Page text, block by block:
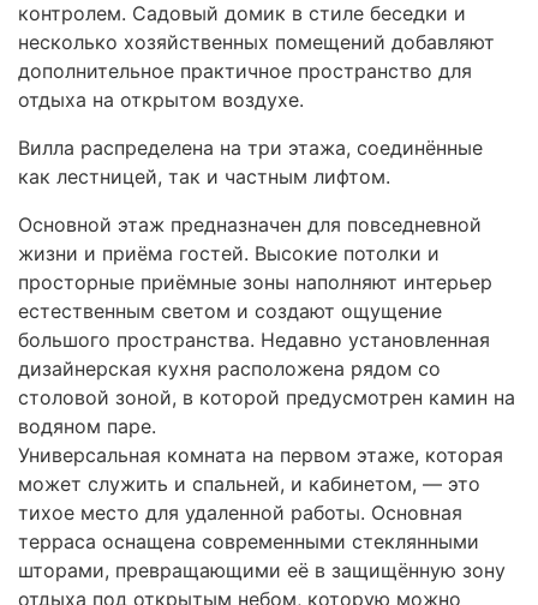
контролем. Садовый домик в стиле беседки и
несколько хозяйственных помещений добавляют
дополнительное практичное пространство для
отдыха на открытом воздухе.
Вилла распределена на три этажа, соединённые
как лестницей, так и частным лифтом.
Основной этаж предназначен для повседневной
жизни и приёма гостей. Высокие потолки и
просторные приёмные зоны наполняют интерьер
естественным светом и создают ощущение
большого пространства. Недавно установленная
дизайнерская кухня расположена рядом со
столовой зоной, в которой предусмотрен камин на
водяном паре.
Универсальная комната на первом этаже, которая
может служить и спальней, и кабинетом, — это
тихое место для удаленной работы. Основная
терраса оснащена современными стеклянными
шторами, превращающими её в защищённую зону
отдыха под открытым небом, которую можно